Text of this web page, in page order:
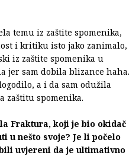
temu iz zaštite spomenika,
i kritiku isto jako zanimalo,
iz zaštite spomenika u
jer sam dobila blizance haha.
a i da sam odužila
zaštitu spomenika.
Fraktura, koji je bio okidač
u nešto svoje? Je li počelo
uvjereni da je ultimativno